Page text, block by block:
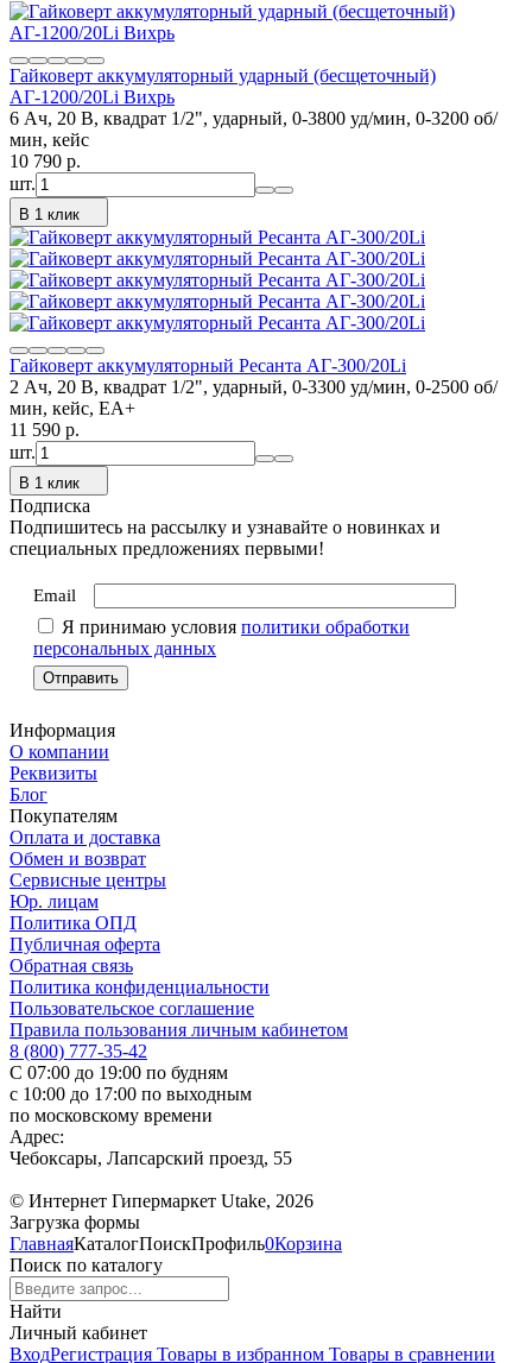
Гайковерт аккумуляторный ударный (бесщеточный)
АГ-1200/20Li Вихрь
6 Ач, 20 В, квадрат 1/2", ударный, 0-3800 уд/мин, 0-3200 об/
мин, кейс
10 790 p.
шт.
В 1 клик
Гайковерт аккумуляторный Ресанта АГ-300/20Li
2 Ач, 20 В, квадрат 1/2", ударный, 0-3300 уд/мин, 0-2500 об/
мин, кейс, ЕА+
11 590 p.
шт.
В 1 клик
Подписка
Подпишитесь на рассылку и узнавайте о новинках и
специальных предложениях первыми!
Email
Я принимаю условия политики обработки
персональных данных
Информация
О компании
Реквизиты
Блог
Покупателям
Оплата и доставка
Обмен и возврат
Сервисные центры
Юр. лицам
Политика ОПД
Публичная оферта
Обратная связь
Политика конфиденциальности
Пользовательское соглашение
Правила пользования личным кабинетом
8 (800) 777-35-42
С 07:00 до 19:00 по будням
с 10:00 до 17:00 по выходным
по московскому времени
Адрес:
Чебоксары, Лапсарский проезд, 55
© Интернет Гипермаркет Utake, 2026
Загрузка формы
ГлавнаяКаталогПоискПрофиль0Корзина
Поиск по каталогу
Найти
Личный кабинет
ВходРегистрация Товары в избранном Товары в сравнении